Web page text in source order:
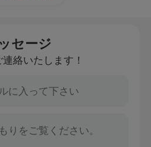
セージ
絡いたします！